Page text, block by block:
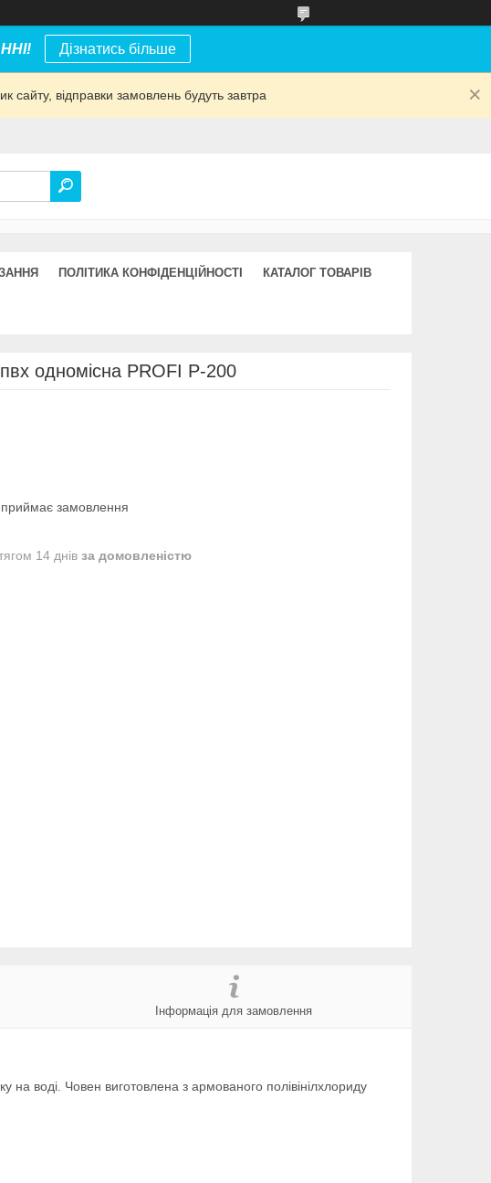
Дізнатись більше
відправки замовлень будуть завтра
ПОЛІТИКА КОНФІДЕНЦІЙНОСТІ КАТАЛОГ ТОВАРІВ
одномісна PROFI P-200
замовлення
14 днів за домовленістю
Інформація для замовлення
воді. Човен виготовлена з армованого полівінілхлориду